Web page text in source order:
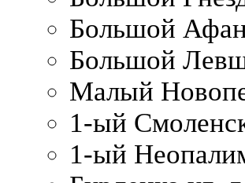
Большой
Большой
Малый
1-ый
1-ый